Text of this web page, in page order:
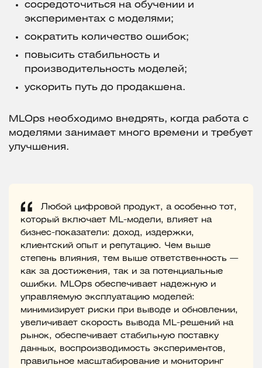
сосредоточиться на обучении и
экспериментах с моделями;
сократить количество ошибок;
повысить стабильность и
производительность моделей;
ускорить путь до продакшена.
MLOps необходимо внедрять, когда работа с
моделями занимает много времени и требует
улучшения.
Любой цифровой продукт, а особенно тот,
который включает ML-модели, влияет на
бизнес-показатели: доход, издержки,
клиентский опыт и репутацию. Чем выше
степень влияния, тем выше ответственность —
как за достижения, так и за потенциальные
ошибки. MLOps обеспечивает надежную и
управляемую эксплуатацию моделей:
минимизирует риски при выводе и обновлении,
увеличивает скорость вывода ML-решений на
рынок, обеспечивает стабильную поставку
данных, воспроизводимость экспериментов,
правильное масштабирование и мониторинг